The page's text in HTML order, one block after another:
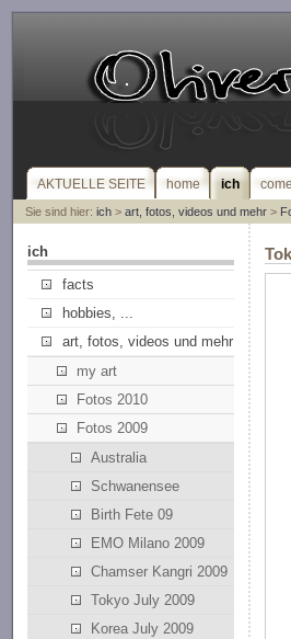
AKTUELLE SEITE home ich
Sie sind hier: ich> art, fotos, videos und mehr>
ich
facts
hobbies, ...
art, fotos, videos und mehr
my art
Fotos 2010
Fotos 2009
Australia
Schwanensee
Birth Fete 09
EMO Milano 2009
Chamser Kangri 2009
Tokyo July 2009
Korea July 2009